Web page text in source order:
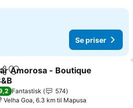
Se priser
Legg til i favoritter
Amorosa - Boutique
priser
Fantastisk
574
Velha Goa, 6.3 km til Mapusa